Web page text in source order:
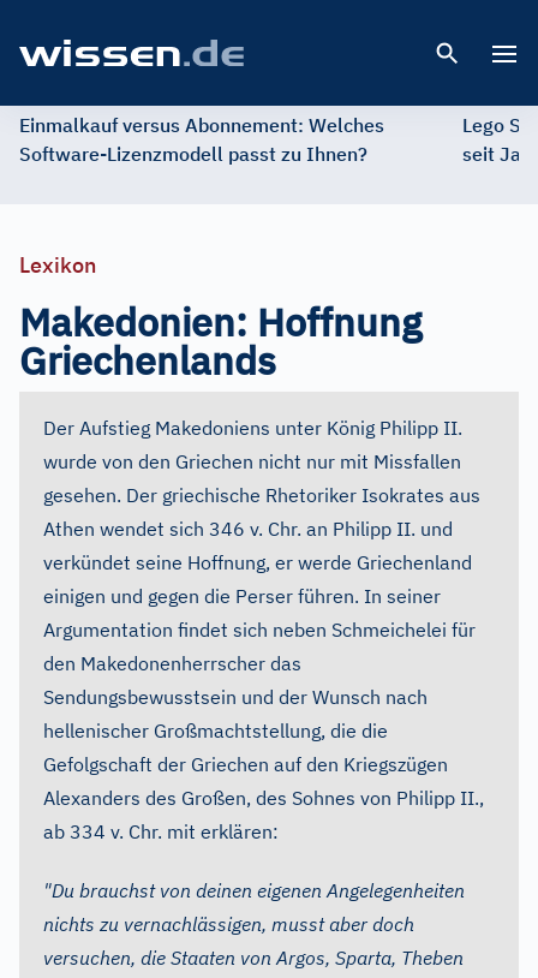
Einmalkauf versus Abonnement: Welches
Software-Lizenzmodell passt zu Ihnen?
Lego
seit
Lexikon
Makedonien: Hoffnung
Griechenlands
Der Aufstieg Makedoniens unter König Philipp II.
wurde von den Griechen nicht nur mit Missfallen
gesehen. Der griechische Rhetoriker Isokrates aus
Athen wendet sich 346 v. Chr. an Philipp II. und
verkündet seine Hoffnung, er werde Griechenland
einigen und gegen die Perser führen. In seiner
Argumentation findet sich neben Schmeichelei für
den Makedonenherrscher das
Sendungsbewusstsein und der Wunsch nach
hellenischer Großmachtstellung, die die
Gefolgschaft der Griechen auf den Kriegszügen
Alexanders des Großen, des Sohnes von Philipp II.,
ab 334 v. Chr. mit erklären:
"Du brauchst von deinen eigenen Angelegenheiten
nichts zu vernachlässigen, musst aber doch
versuchen, die Staaten von Argos, Sparta, Theben